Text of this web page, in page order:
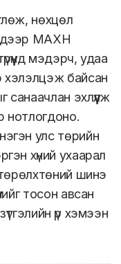
нөхцөл
дээр МАХН
мэдэрч, удаа
хэлэлцэж байсан
эхлүүлж
нотлогдоно.
улс төрийн
хүний ухаарал
төрөлхтөний шинэ
тосон авсан
үр хэмээн